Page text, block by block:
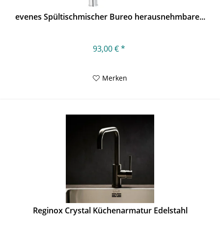
evenes Spültischmischer Bureo herausnehmbare...
93,00 € *
Merken
Reginox Crystal Küchenarmatur Edelstahl